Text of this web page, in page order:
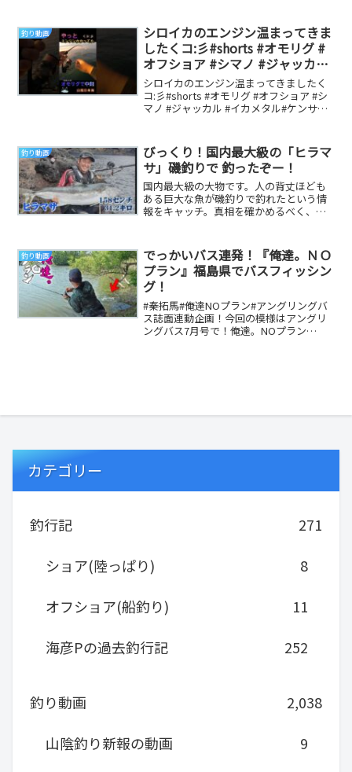
釣り動画
シロイカのエンジン温まってきま
したくコ:彡#shorts #オモリグ #
オフショア #シマノ #ジャッカル
#イカメタル#ケンサキイカ #釣り
#日本海 #鳥取
シロイカのエンジン温まってきましたく
コ:彡#shorts #オモリグ #オフショア #シ
マノ #ジャッカル #イカメタル#ケンサキ
釣り動画
びっくり！国内最大級の「ヒラマ
サ」磯釣りで 釣ったぞー！
国内最大級の大物です。人の背丈ほども
ある巨大な魚が磯釣りで釣れたという情
報をキャッチ。真相を確かめるべく、釣
釣り動画
でっかいバス連発！『俺達。ＮＯ
プラン』福島県でバスフィッシン
グ！
#秦拓馬#俺達NOプラン#アングリングバ
ス誌面連動企画！今回の模様はアングリ
ングバス7月号で！俺達。NOプラン
カテゴリー
釣行記
271
ショア(陸っぱり)
8
オフショア(船釣り)
11
海彦Pの過去釣行記
252
釣り動画
2,038
山陰釣り新報の動画
9